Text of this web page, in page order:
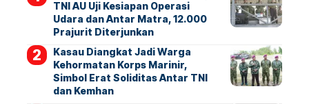
TNI AU Uji Kesiapan Operasi
Udara dan Antar Matra, 12.000
Prajurit Diterjunkan
Kasau Diangkat Jadi Warga
Kehormatan Korps Marinir,
Simbol Erat Soliditas Antar TNI
dan Kemhan